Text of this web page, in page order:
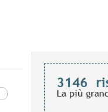
3146
La più